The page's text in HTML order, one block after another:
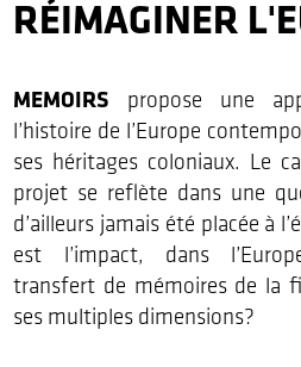
RÉIMAGINER
MEMOIRS propose une
l’histoire de l’Europe
ses héritages coloniaux. Le
projet se reflète dans une
d’ailleurs jamais été placée à
est l’impact, dans
transfert de mémoires de la
ses multiples dimensions?